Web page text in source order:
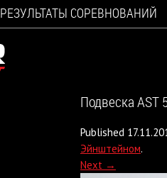
РЕЗУЛЬТАТЫ СОРЕВНОВАНИЙ
Подвеска AST
Published
Эйнштейном.
Next →